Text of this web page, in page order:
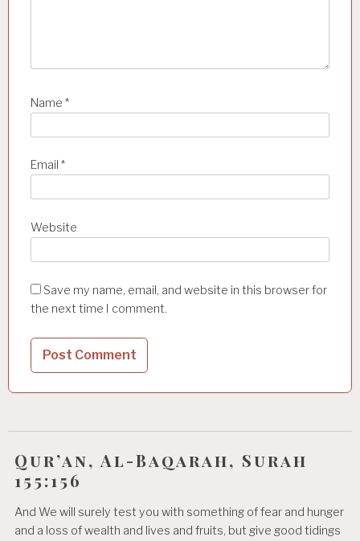
Name *
Email *
Website
Save my name, email, and website in this browser for
the next time I comment.
Qur’an, Al-Baqarah, Surah
155:156
And We will surely test you with something of fear and hunger
and a loss of wealth and lives and fruits, but give good tidings